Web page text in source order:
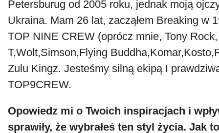
Petersburug od 2005 roku, jednak moją
Ukraina. Mam 26 lat, zacząłem Breaking w
TOP NINE CREW (oprócz mnie, Tony
T,Wolt,Simson,Flying
Zulu Kingz. Jesteśmy silną ekipą I
TOP9CREW.
Opowiedz mi o Twoich inspiracjach i
sprawiły, że wybrałeś ten styl życia. Jak